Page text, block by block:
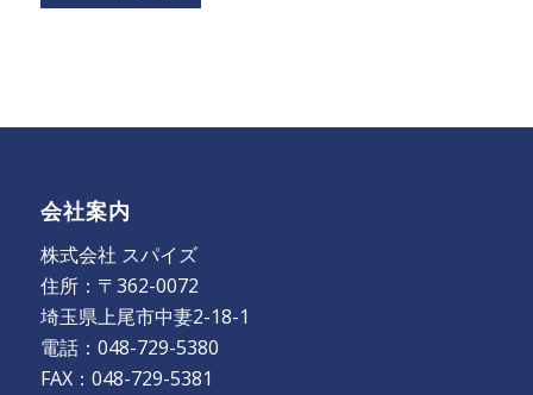
会社案内
株式会社 スパイズ
住所：〒362-0072
埼玉県上尾市中妻2-18-1
電話：048-729-5380
FAX：048-729-5381